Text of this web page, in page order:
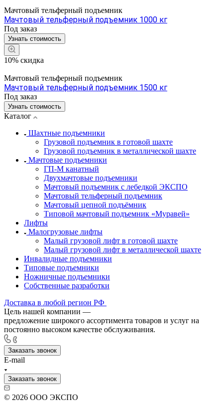
Мачтовый тельферный подъемник
Мачтовый тельферный подъемник 1000 кг
Под заказ
Узнать стоимость
10% скидка
Мачтовый тельферный подъемник
Мачтовый тельферный подъемник 1500 кг
Под заказ
Узнать стоимость
Каталог
Шахтные подъемники
Грузовой подъемник в готовой шахте
Грузовой подъемник в металлической шахте
Мачтовые подъемники
ГП-М канатный
Двухмачтовые подъемники
Мачтовый подъемник с лебедкой ЭКСПО
Мачтовый тельферный подъемник
Мачтовый цепной подъёмник
Типовой мачтовый подъемник «Муравей»
Лифты
Малогрузовые лифты
Малый грузовой лифт в готовой шахте
Малый грузовой лифт в металлической шахте
Инвалидные подъемники
Типовые подъемники
Ножничные подъемники
Собственные разработки
Доставка в любой регион РФ
Цель нашей компании —
предложение широкого ассортимента товаров и услуг на
постоянно высоком качестве обслуживания.
Заказать звонок
E-mail
Заказать звонок
© 2026 ООО ЭКСПО